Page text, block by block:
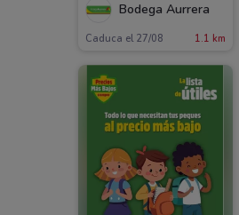
Bodega Aurrera
Caduca el 27/08 1.1 km